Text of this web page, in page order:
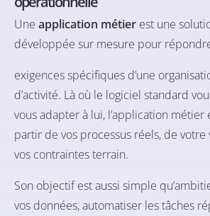
Une application métier est une
développée sur mesure pour
exigences spécifiques d’une
d’activité. Là où le logiciel standard
vous adapter à lui, l’application métier
partir de vos processus réels, de votre
vos contraintes terrain.
Son objectif est aussi simple
vos données, automatiser les tâches